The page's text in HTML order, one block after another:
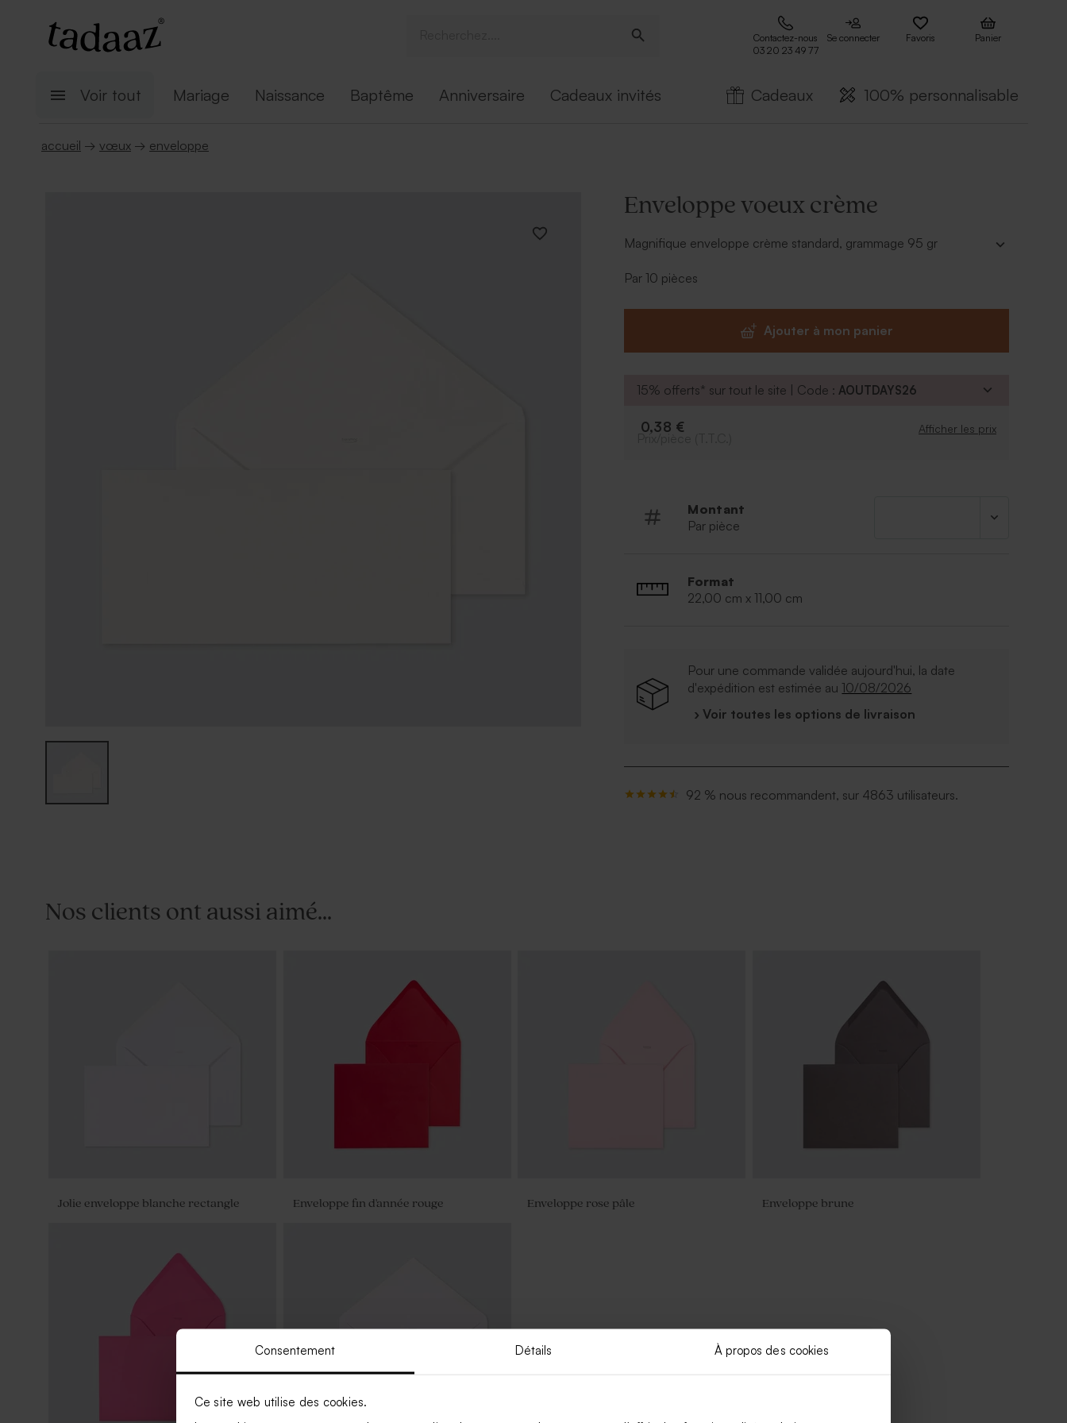
Consentement Détails À propos des cookies
Ce site web utilise des cookies.
Contactez-nous
03 20 23 49 77
Se connecter Favoris Panier
Voir tout Mariage Naissance Baptême Anniversaire Cadeaux invités Cadeaux 100% personnalisable
accueil → vœux → enveloppe
Enveloppe voeux crème
Magnifique enveloppe crème standard, grammage 95 gr
Par 10 pièces
Ajouter à mon panier
15% offerts* sur tout le site | Code : AOUTDAYS26
0,38 € Afficher les prix
Montant
Par pièce
Format
22,00 cm x 11,00 cm
Pour une commande validée aujourd'hui, la date
d'expédition est estimée au 10/08/2026
› Voir toutes les options de livraison
92 % nous recommandent, sur 4863 utilisateurs.
Nos clients ont aussi aimé...
Jolie enveloppe blanche rectangle Enveloppe fin d'année rouge Enveloppe rose pâle Enveloppe brune